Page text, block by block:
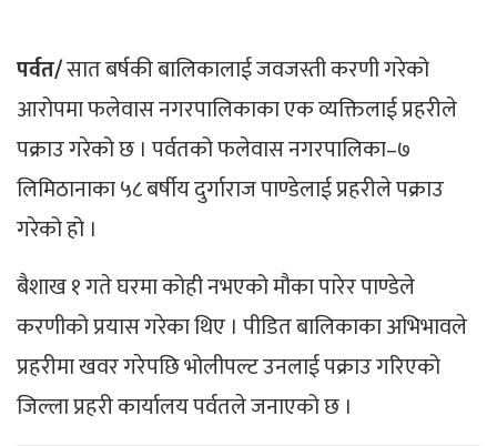
पर्वत/सात बर्षकी बालिकालाई जवजस्ती करणी गरेको
आरोपमा फलेवास नगरपालिकाका एक व्यक्तिलाई प्रहरीले
पक्राउ गरेको छ । पर्वतको फलेवास नगरपालिका–७
लिमिठानाका ५८ बर्षीय दुर्गाराज पाण्डेलाई प्रहरीले पक्राउ
गरेको हो ।
बैशाख १ गते घरमा कोही नभएको मौका पारेर पाण्डेले
करणीको प्रयास गरेका थिए । पीडित बालिकाका अभिभावले
प्रहरीमा खवर गरेपछि भोलीपल्ट उनलाई पक्राउ गरिएको
जिल्ला प्रहरी कार्यालय पर्वतले जनाएको छ ।